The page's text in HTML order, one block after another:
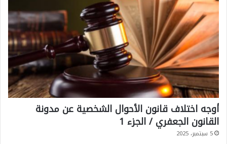
ا
ئ
ي
ل
ي
"
خ
ل
أوجه اختلاف قانون الأحوال الشخصية عن مدونة
القانون الجعفري / الجزء 1
5 سبتمبر، 2025